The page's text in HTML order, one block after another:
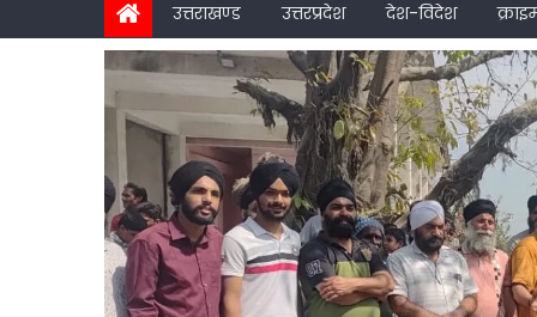
उत्तराखण्ड उत्तरप्रदेश देश-विदेश